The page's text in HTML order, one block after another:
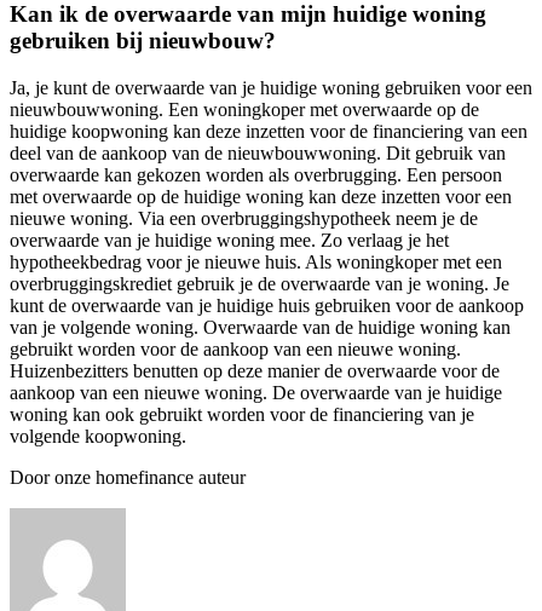
Kan ik de overwaarde van mijn huidige woning
gebruiken bij nieuwbouw?
Ja, je kunt de overwaarde van je huidige woning gebruiken voor een
nieuwbouwwoning. Een woningkoper met overwaarde op de
huidige koopwoning kan deze inzetten voor de financiering van een
deel van de aankoop van de nieuwbouwwoning. Dit gebruik van
overwaarde kan gekozen worden als overbrugging. Een persoon
met overwaarde op de huidige woning kan deze inzetten voor een
nieuwe woning. Via een overbruggingshypotheek neem je de
overwaarde van je huidige woning mee. Zo verlaag je het
hypotheekbedrag voor je nieuwe huis. Als woningkoper met een
overbruggingskrediet gebruik je de overwaarde van je woning. Je
kunt de overwaarde van je huidige huis gebruiken voor de aankoop
van je volgende woning. Overwaarde van de huidige woning kan
gebruikt worden voor de aankoop van een nieuwe woning.
Huizenbezitters benutten op deze manier de overwaarde voor de
aankoop van een nieuwe woning. De overwaarde van je huidige
woning kan ook gebruikt worden voor de financiering van je
volgende koopwoning.
Door onze homefinance auteur